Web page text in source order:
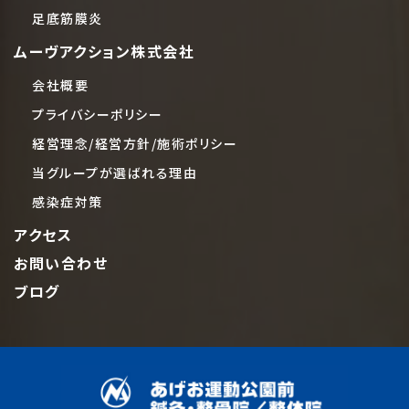
足底筋膜炎
ムーヴアクション株式会社
会社概要
プライバシーポリシー
経営理念/経営方針/施術ポリシー
当グループが選ばれる理由
感染症対策
アクセス
お問い合わせ
ブログ